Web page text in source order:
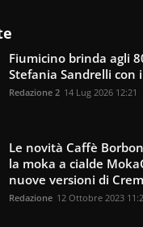
Fiumicino brinda agli
Stefania Sandrelli con
Redazione 2 14 Lug 2026 12:21
Le novità Caffè
la moka a cialde
nuove versioni di
Redazione 12 Ottobre 2023